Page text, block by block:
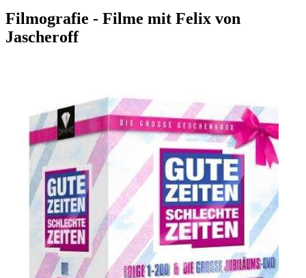
Filmografie - Filme mit Felix von
Jascheroff